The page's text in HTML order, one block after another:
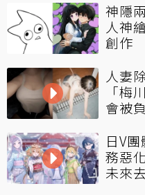
神隱
人神
創作
人妻
「梅
會被
日V
務惡
未來